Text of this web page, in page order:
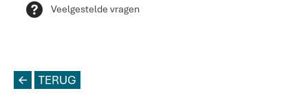
Q Veelgestelde vragen
L TERUG